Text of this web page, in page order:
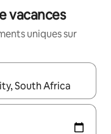
vacances
uniques sur
les flèches vers le